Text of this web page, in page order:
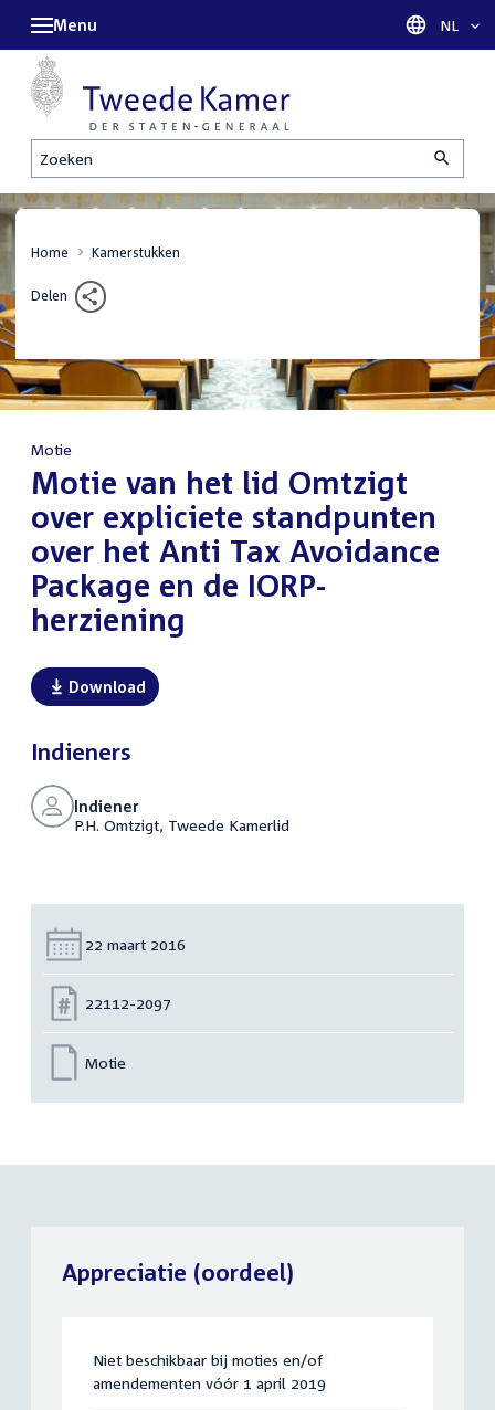
Zoeken
Menu Taal
NL
Home Kamerstukken
Delen
Motie
:Motie van het lid Omtzigt
over expliciete standpunten
over het Anti Tax Avoidance
Package en de IORP-
herziening
Download
Indieners
Indiener
P.H. Omtzigt, Tweede Kamerlid
Datum:
22 maart 2016
Nummer:
22112-2097
Motie
Appreciatie (oordeel)
Niet beschikbaar bij moties en/of
amendementen vóór 1 april 2019